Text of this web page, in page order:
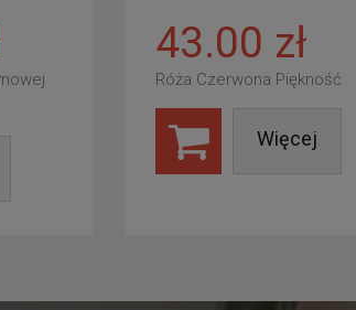
43.00 zł
Róża Czerwona Piękność
Więcej